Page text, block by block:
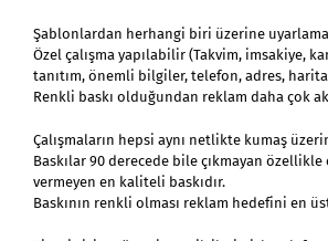
Şablonlardan herhangi biri üzerine
Özel çalışma yapılabilir (Takvim, imsakiye,
tanıtım, önemli bilgiler, telefon, adres, harita
Renkli baskı olduğundan reklam daha çok
Çalışmaların hepsi aynı netlikte kumaş
Baskılar 90 derecede bile çıkmayan özellikle
vermeyen en kaliteli baskıdır.
Baskının renkli olması reklam hedefini en